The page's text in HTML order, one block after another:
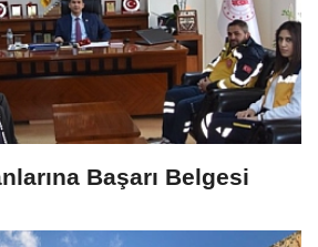
Başarı Belgesi